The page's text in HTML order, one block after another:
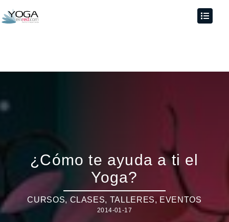
¿Cómo te ayuda a ti el
Yoga?
CURSOS, CLASES, TALLERES, EVENTOS
2014-01-17